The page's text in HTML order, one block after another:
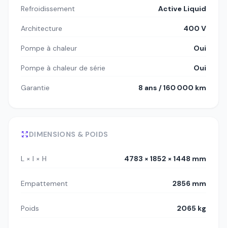
Refroidissement Active Liquid
Architecture 400 V
Pompe à chaleur Oui
Pompe à chaleur de série Oui
Garantie 8 ans / 160 000 km
DIMENSIONS & POIDS
L × l × H 4783 × 1852 × 1448 mm
Empattement 2856 mm
Poids 2065 kg